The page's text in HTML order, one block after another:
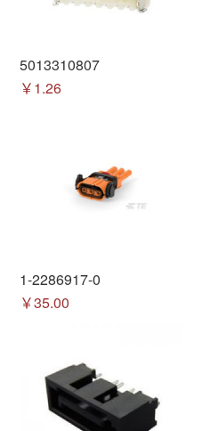
5013310807
￥1.26
1-2286917-0
￥35.00